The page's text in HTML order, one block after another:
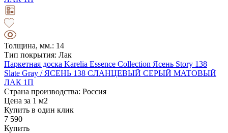
Толщина, мм.: 14
Тип покрытия: Лак
Паркетная доска Karelia Essence Collection Ясень Story 138
Slate Gray / ЯСЕНЬ 138 СЛАНЦЕВЫЙ СЕРЫЙ МАТОВЫЙ
ЛАК 1П
Страна производства: Россия
Цена за 1 м2
Купить в один клик
7 590
Купить